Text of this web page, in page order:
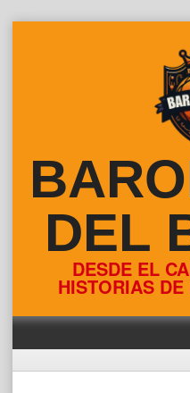
DEL
DESDE EL
HISTORIAS